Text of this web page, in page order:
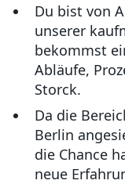
Du bist von
unserer
bekommst
Abläufe,
Storck.
Da die
Berlin
die Chance
neue